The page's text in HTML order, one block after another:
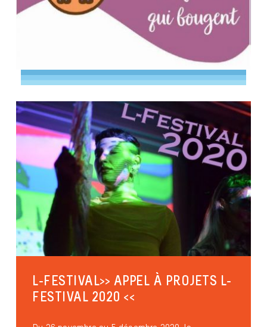
L-FESTIVAL>> APPEL À PROJETS L-
FESTIVAL 2020 <<